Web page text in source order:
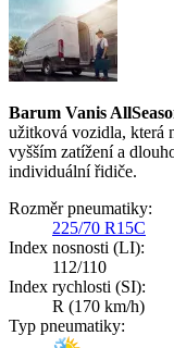
Barum Vanis
užitková vozidla, která
vyšším zatížení a
individuální řidiče.
Rozměr pneumatiky:
225/70 R15C
Index nosnosti (LI):
112/110
Index rychlosti (SI):
R (170 km/h)
Typ pneumatiky: